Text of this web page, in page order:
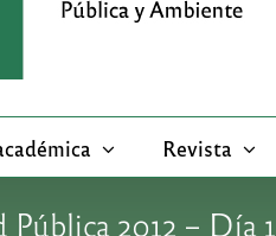
Revista
2012 – Día 1